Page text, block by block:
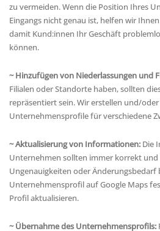
zu vermeiden. Wenn die Position Ihres
Eingangs nicht genau ist, helfen wir
damit Kund:innen Ihr Geschäft
können.
~ Hinzufügen von Niederlassungen und
Filialen oder Standorte haben, sollten
repräsentiert sein. Wir erstellen und/
Unternehmensprofile für verschiedene
~ Aktualisierung von Informationen: Die
Unternehmen sollten immer korrekt und
Ungenauigkeiten oder Änderungsbedarf
Unternehmensprofil auf Google Maps
Profil aktualisieren.
~ Übernahme des Unternehmensprofils: